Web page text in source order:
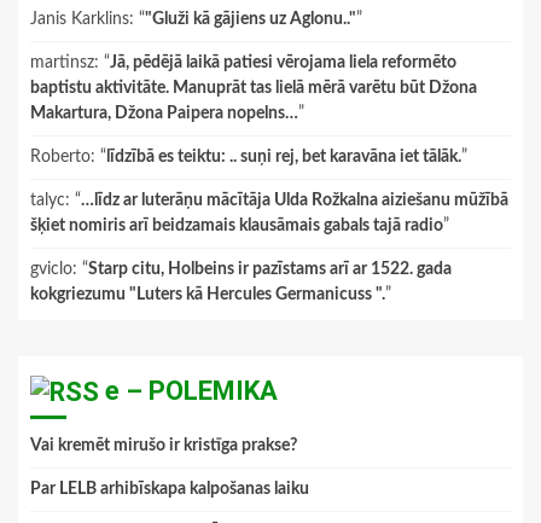
Janis Karklins: “"Gluži kā gājiens uz Aglonu.."”
martinsz: “Jā, pēdējā laikā patiesi vērojama liela reformēto
baptistu aktivitāte. Manuprāt tas lielā mērā varētu būt Džona
Makartura, Džona Paipera nopelns…”
Roberto: “ līdzībā es teiktu: .. suņi rej, bet karavāna iet tālāk.”
talyc: “…līdz ar luterāņu mācītāja Ulda Rožkalna aiziešanu mūžībā
šķiet nomiris arī beidzamais klausāmais gabals tajā radio”
gviclo: “Starp citu, Holbeins ir pazīstams arī ar 1522. gada
kokgriezumu "Luters kā Hercules Germanicuss ".”
e – POLEMIKA
Vai kremēt mirušo ir kristīga prakse?
Par LELB arhibīskapa kalpošanas laiku